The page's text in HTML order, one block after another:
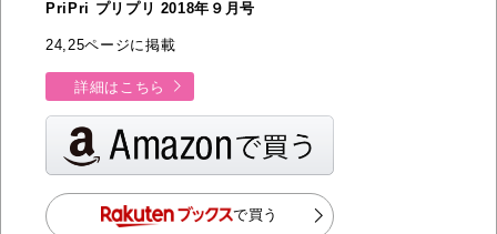
PriPri プリプリ 2018年９月号
24,25ページに掲載
詳細はこちら
で買う